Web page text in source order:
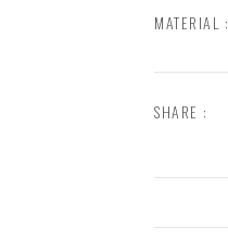
MATERIAL :
SHARE :